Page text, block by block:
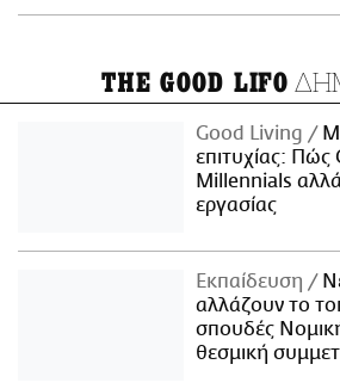
THE GOOD LIFO
Good Living
επιτυχίας: Πώς
Millennials
εργασίας
Εκπαίδευση
αλλάζουν το
σπουδές
θεσμική